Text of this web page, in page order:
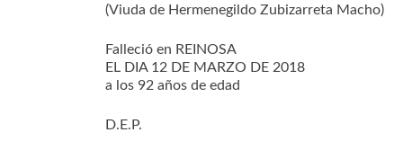
(Viuda de Hermenegildo Zubizarreta Macho)
Falleció en REINOSA
EL DIA 12 DE MARZO DE 2018
a los 92 años de edad
D.E.P.